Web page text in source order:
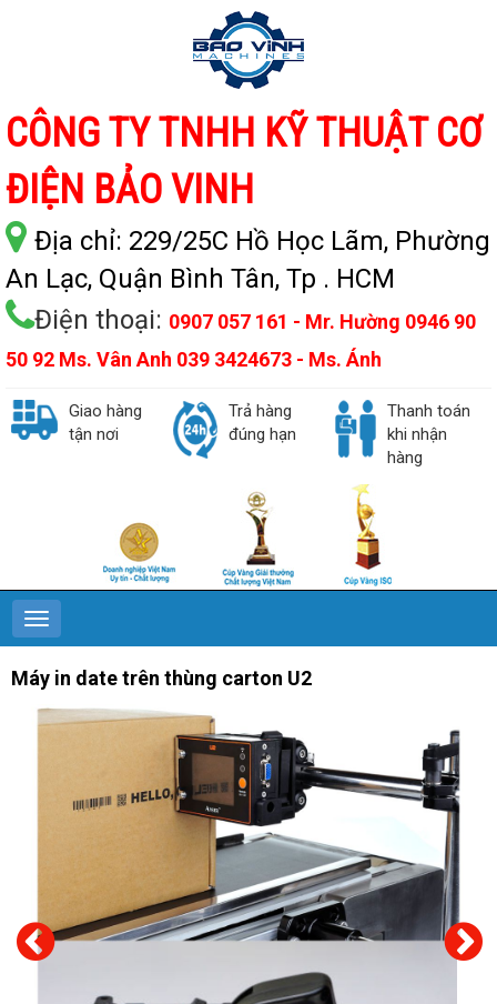
CÔNG TY TNHH KỸ THUẬT CƠ
ĐIỆN BẢO VINH
Địa chỉ: 229/25C Hồ Học Lãm, Phường
An Lạc, Quận Bình Tân, Tp . HCM
Điện thoại: 0907 057 161 - Mr. Hường 0946 90
50 92 Ms. Vân Anh 039 3424673 - Ms. Ánh
Giao hàng
tận nơi
Trả hàng
đúng hạn
Thanh toán
khi nhận
hàng
Máy in date trên thùng carton U2